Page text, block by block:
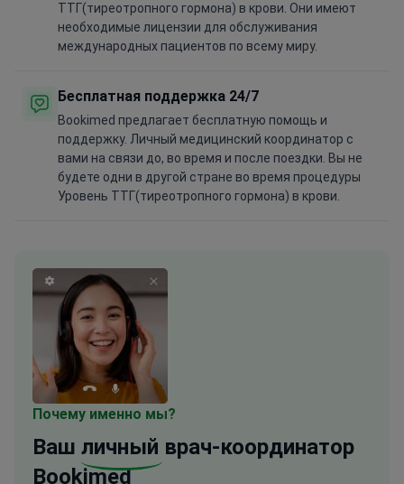
ТТГ(тиреотропного гормона) в крови. Они имеют
необходимые лицензии для обслуживания
международных пациентов по всему миру.
Бесплатная поддержка 24/7
Bookimed предлагает бесплатную помощь и
поддержку. Личный медицинский координатор с
вами на связи до, во время и после поездки. Вы не
будете одни в другой стране во время процедуры
Уровень ТТГ(тиреотропного гормона) в крови.
Почему именно мы?
Ваш личный врач-координатор
Bookimed